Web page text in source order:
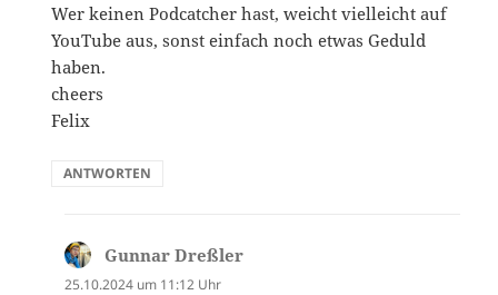
Wer keinen Podcatcher hast, weicht vielleicht auf
YouTube aus, sonst einfach noch etwas Geduld
haben.
cheers
Felix
ANTWORTEN
Gunnar Dreßler
25.10.2024 um 11:12 Uhr